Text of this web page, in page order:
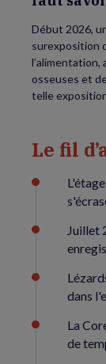
Début 2026,
surexposition
l’alimentation,
osseuses et
telle
Le fil
Juillet
dans
La
de